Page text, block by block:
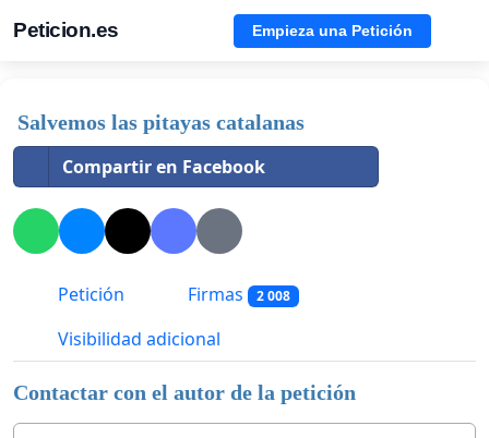
Peticion.es Empieza una Petición
Salvemos las pitayas catalanas
Compartir en Facebook
Petición Firmas 2 008
Visibilidad adicional
Contactar con el autor de la petición